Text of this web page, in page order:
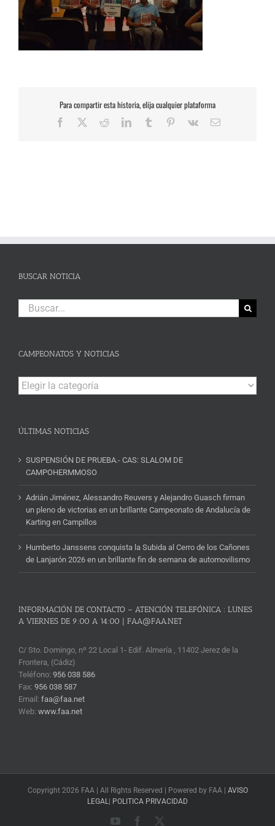
Para compartir esta historia, elija cualquier plataforma
Facebook RedditLinkedInTumblr Pinterest
Vk
Correo
BUSCAR NOTICIA
Buscar:
CAMPEONATOS Y NOTICIAS
Campeonatos
y
ÚLTIMAS NOTICIAS
SUSPENSIÓN DE PRUEBA.- CAS: SLALOM DE
CAMPOHERMMOSO
Adrián Jiménez, Alessandro Reuvers y Alejandro Guasch firman
un pleno de victorias en un brillante Campeonato de Andalucía de
Karting en Campillos
Humberto Janssens conquista la Subida al Cerro de los Cañones
de Lanjarón 2026 en un brillante fin de semana de automovilismo
INFORMACIÓN DE CONTACTO – ATENCIÓN TELEFÓNICA : LUNES
A VIERNES DE 9:00 A 14:00 | FAA@FAA.NET
C/ Sto. Domingo, nº 22 Local 1- Edif. Almería , 11402 Jerez de la
Frontera, (Cádiz)
Teléfono: 956 038 586
Fax: 956 038 587
Email: faa@faa.net
Web: www.faa.net
Copyright 2026 FAA | All Rights Reserved | Powered by FAA | AVISO
LEGAL | POLITICA PRIVACIDAD
YouTubeFacebook